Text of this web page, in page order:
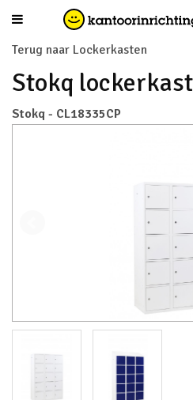
Terug naar Lockerkasten
Stokq
Stokq - CL18335CP